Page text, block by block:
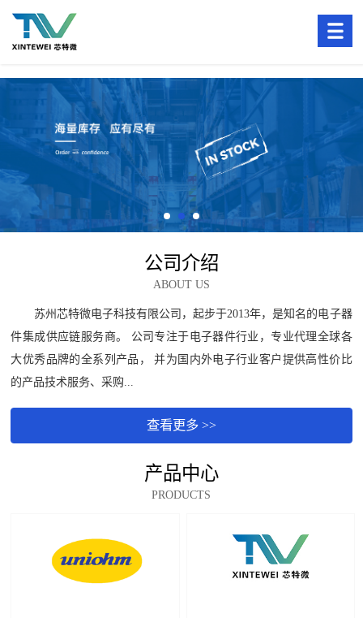
公司介绍
ABOUT US
苏州芯特微电子科技有限公司，起步于2013年，是知名的电子器
件集成供应链服务商。 公司专注于电子器件行业，专业代理全球各
大优秀品牌的全系列产品， 并为国内外电子行业客户提供高性价比
的产品技术服务、采购...
查看更多 >>
产品中心
PRODUCTS